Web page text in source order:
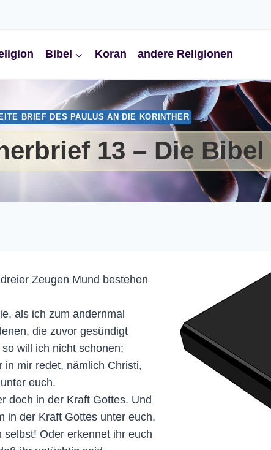
Bibel Koran andere Religionen
BRIEF DES PAULUS AN DIE KORINTHER
13 – Die Bibel
Zeugen Mund bestehen
als ich zum andernmal
die zuvor gesündigt
will ich nicht schonen;
mir redet, nämlich Christi,
euch.
doch in der Kraft Gottes. Und
in der Kraft Gottes unter euch.
Oder erkennet ihr euch